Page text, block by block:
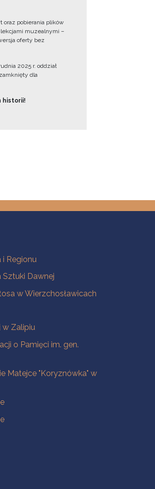
oraz pobierania plików
lekcjami muzealnymi –
oferty bez
2025 r. oddział
dla
historii!
Regionu
Sztuki Dawnej
w Wierzchosławicach
w Zalipiu
o Pamięci im. gen.
Matejce "Koryznówka" w